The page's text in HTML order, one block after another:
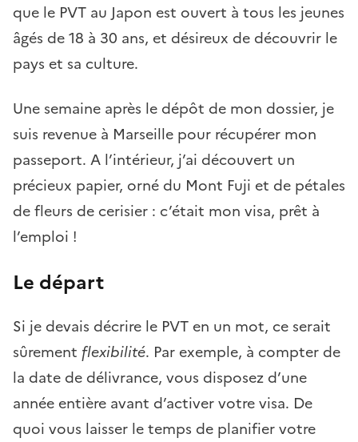
que le PVT au Japon est ouvert à tous les jeunes
âgés de 18 à 30 ans, et désireux de découvrir le
pays et sa culture.
Une semaine après le dépôt de mon dossier, je
suis revenue à Marseille pour récupérer mon
passeport. A l’intérieur, j’ai découvert un
précieux papier, orné du Mont Fuji et de pétales
de fleurs de cerisier : c’était mon visa, prêt à
l’emploi !
Le départ
Si je devais décrire le PVT en un mot, ce serait
sûrement flexibilité. Par exemple, à compter de
la date de délivrance, vous disposez d’une
année entière avant d’activer votre visa. De
quoi vous laisser le temps de planifier votre